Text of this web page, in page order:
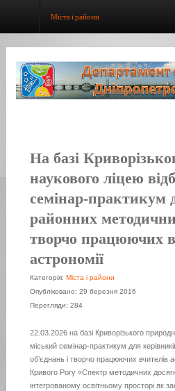
Міста і райони
На базі
наукового ліцею
семінар-практикум
районних
творчо працюючих
астрономії
Категорія: Міста і райони
Опубліковано: 29 березня 2016
Перегляди: 284
22.03.2026 на базі Криворізького
міський семінар-практикум для
об’єднань і творчо працюючих вчителів
Кривого Рогу «Спектр методичних
інтегрованому освітньому просторі як